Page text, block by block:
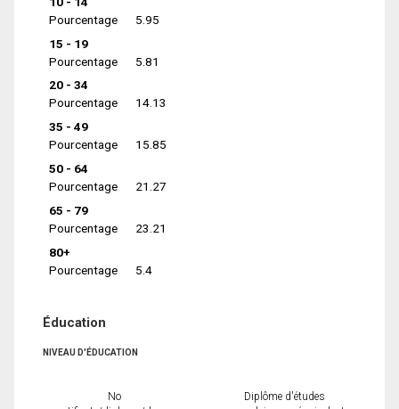
Pourcentage
5.95
15 - 19
Pourcentage
5.81
20 - 34
Pourcentage
14.13
35 - 49
Pourcentage
15.85
50 - 64
Pourcentage
21.27
65 - 79
Pourcentage
23.21
80+
Pourcentage
5.4
Éducation
NIVEAU D'ÉDUCATION
No
Diplôme d'études